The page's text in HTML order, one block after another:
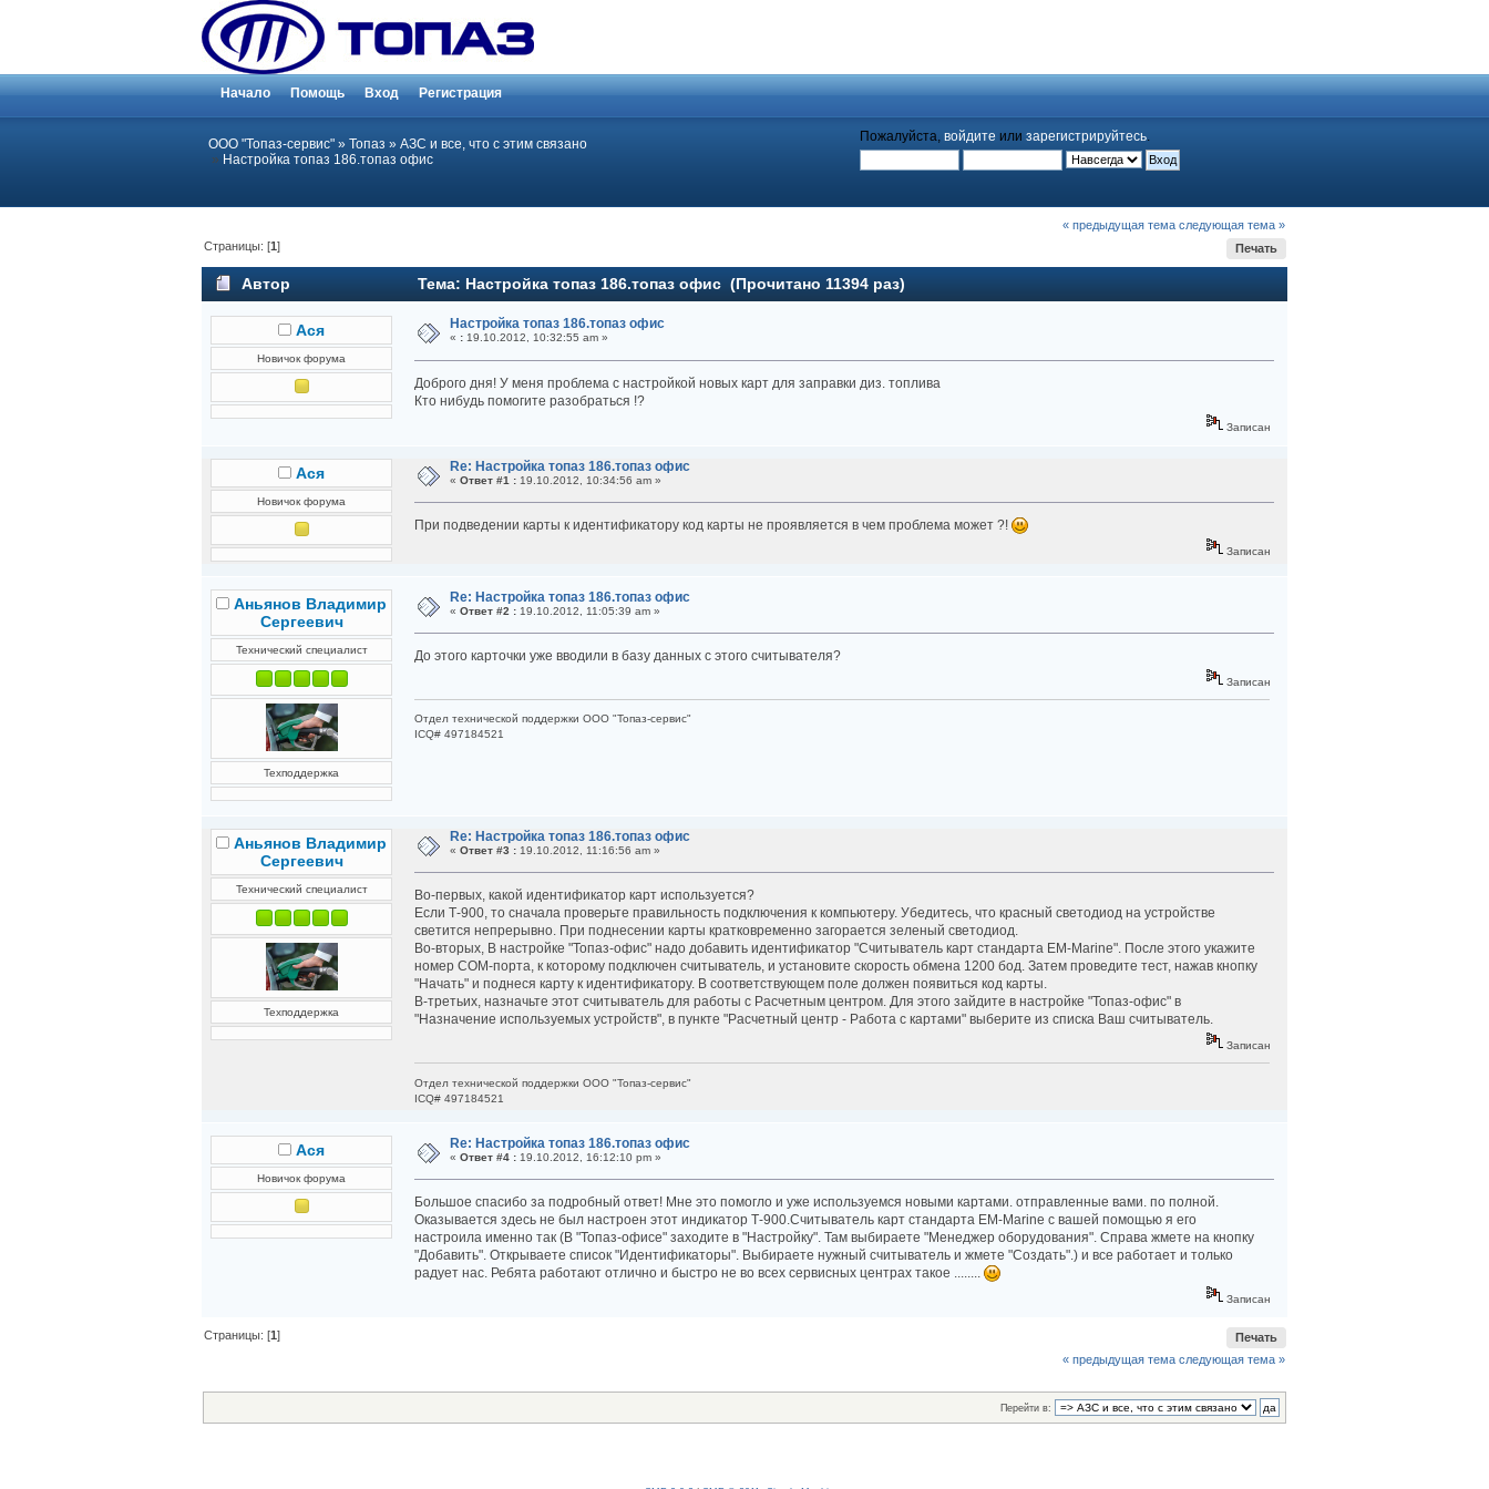
Начало Помощь Вход Регистрация
ООО "Топаз-сервис" » Топаз » АЗС и все, что с этим связано
» Настройка топаз 186.топаз офис
Пожалуйста, войдите или зарегистрируйтесь.
« предыдущая тема следующая тема »
Печать
Страницы: [1]
Автор Тема: Настройка топаз 186.топаз офис (Прочитано 11394 раз)
Ася
Новичок форума
Настройка топаз 186.топаз офис
« : 19.10.2012, 10:32:55 am »
Доброго дня! У меня проблема с настройкой новых карт для заправки диз. топлива
Кто нибудь помогите разобраться !?
Записан
Ася
Новичок форума
Re: Настройка топаз 186.топаз офис
« Ответ #1 : 19.10.2012, 10:34:56 am »
При подведении карты к идентификатору код карты не проявляется в чем проблема может ?!
Записан
Аньянов Владимир
Сергеевич
Технический специалист
Техподдержка
Re: Настройка топаз 186.топаз офис
« Ответ #2 : 19.10.2012, 11:05:39 am »
До этого карточки уже вводили в базу данных с этого считывателя?
Записан
Отдел технической поддержки ООО "Топаз-сервис"
ICQ# 497184521
Аньянов Владимир
Сергеевич
Технический специалист
Техподдержка
Re: Настройка топаз 186.топаз офис
« Ответ #3 : 19.10.2012, 11:16:56 am »
Во-первых, какой идентификатор карт используется?
Если Т-900, то сначала проверьте правильность подключения к компьютеру. Убедитесь, что красный светодиод на устройстве
светится непрерывно. При поднесении карты кратковременно загорается зеленый светодиод.
Во-вторых, В настройке "Топаз-офис" надо добавить идентификатор "Считыватель карт стандарта EM-Marine". После этого укажите
номер СОМ-порта, к которому подключен считыватель, и установите скорость обмена 1200 бод. Затем проведите тест, нажав кнопку
"Начать" и поднеся карту к идентификатору. В соответствующем поле должен появиться код карты.
В-третьих, назначьте этот считыватель для работы с Расчетным центром. Для этого зайдите в настройке "Топаз-офис" в
"Назначение используемых устройств", в пункте "Расчетный центр - Работа с картами" выберите из списка Ваш считыватель.
Записан
Отдел технической поддержки ООО "Топаз-сервис"
ICQ# 497184521
Ася
Новичок форума
Re: Настройка топаз 186.топаз офис
« Ответ #4 : 19.10.2012, 16:12:10 pm »
Большое спасибо за подробный ответ! Мне это помогло и уже используемся новыми картами. отправленные вами. по полной.
Оказывается здесь не был настроен этот индикатор Т-900.Считыватель карт стандарта EM-Marine с вашей помощью я его
настроила именно так (В "Топаз-офисе" заходите в "Настройку". Там выбираете "Менеджер оборудования". Справа жмете на кнопку
"Добавить". Открываете список "Идентификаторы". Выбираете нужный считыватель и жмете "Создать".) и все работает и только
радует нас. Ребята работают отлично и быстро не во всех сервисных центрах такое ........
Записан
Печать
Страницы: [1]
« предыдущая тема следующая тема »
Перейти в: